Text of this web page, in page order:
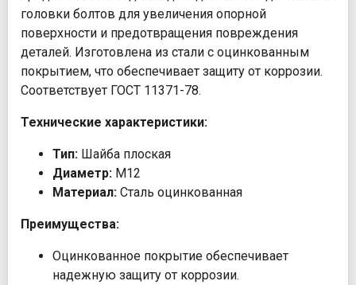
головки болтов для увеличения опорной
поверхности и предотвращения повреждения
деталей. Изготовлена из стали с оцинкованным
покрытием, что обеспечивает защиту от коррозии.
Соответствует ГОСТ 11371-78.
Технические характеристики:
Тип: Шайба плоская
Диаметр: М12
Материал: Сталь оцинкованная
Преимущества:
Оцинкованное покрытие обеспечивает
надежную защиту от коррозии.